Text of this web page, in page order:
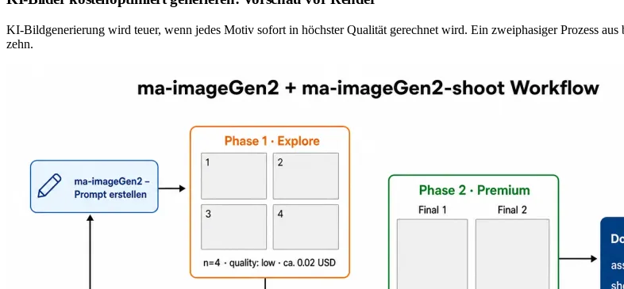
KI-Bildgenerierung wird teuer, wenn jedes Motiv sofort in höchster Qualität gerechnet wird. Ein zweiphasiger Prozess
zehn.